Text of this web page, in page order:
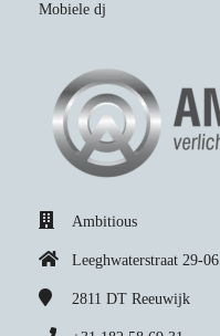
Mobiele dj
Ambitious
Leeghwaterstraat 29-06
2811 DT Reeuwijk